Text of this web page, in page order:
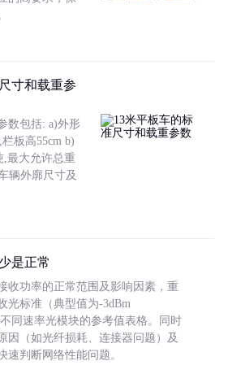
寸和载重参
数包括: a)外形
板高55cm b)
,最大允许总重
辆外廓尺寸及
是正常
收功率的正常范围及影响因素，重
光标准（典型值为-3dBm
同速率光模块的参考值表格。同时
因（如光纤损耗、连接器问题）及
速判断网络性能问题。